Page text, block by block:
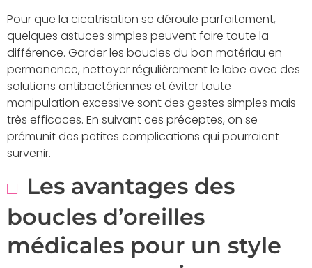
Pour que la cicatrisation se déroule parfaitement,
quelques astuces simples peuvent faire toute la
différence. Garder les boucles du bon matériau en
permanence, nettoyer régulièrement le lobe avec des
solutions antibactériennes et éviter toute
manipulation excessive sont des gestes simples mais
très efficaces. En suivant ces préceptes, on se
prémunit des petites complications qui pourraient
survenir.
Les avantages des
boucles d’oreilles
médicales pour un style